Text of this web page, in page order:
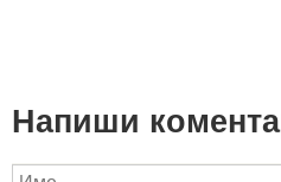
Напиши